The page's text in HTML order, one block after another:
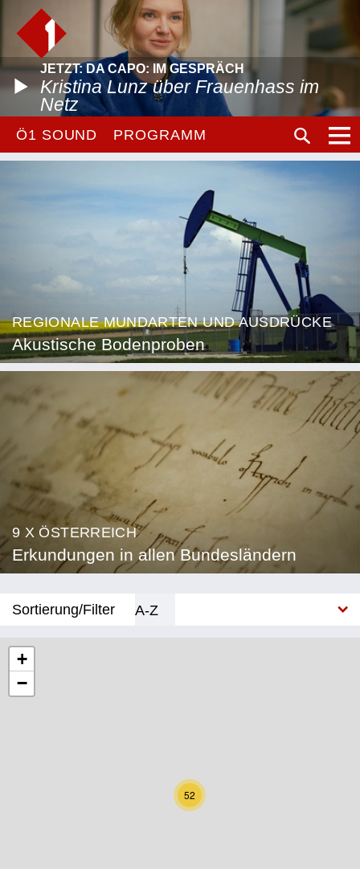
JETZT: DA CAPO: IM GESPRÄCH
Kristina Lunz über Frauenhass im
Netz
Ö1 SOUND PROGRAMM
REGIONALE MUNDARTEN UND AUSDRÜCKE
Akustische Bodenproben
9 X ÖSTERREICH
Erkundungen in allen Bundesländern
Sortierung/Filter
A-Z
Niederösterreich
Oberösterreich
52
+
−